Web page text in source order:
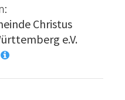
Christus
e.V.